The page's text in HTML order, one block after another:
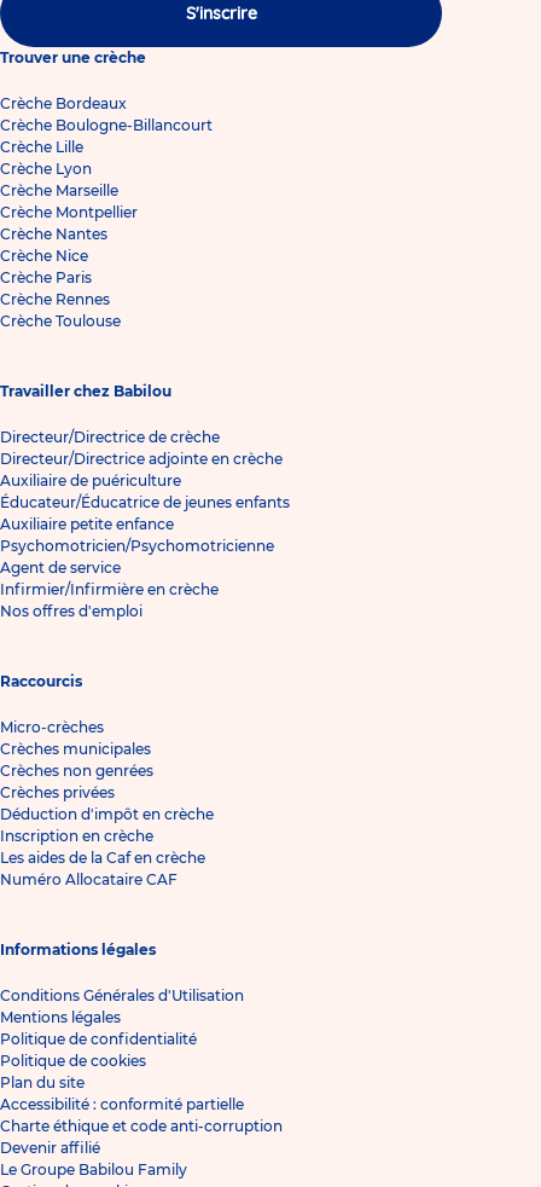
S'inscrire
Trouver une crèche
Crèche Bordeaux
Crèche Boulogne-Billancourt
Crèche Lille
Crèche Lyon
Crèche Marseille
Crèche Montpellier
Crèche Nantes
Crèche Nice
Crèche Paris
Crèche Rennes
Crèche Toulouse
Travailler chez Babilou
Directeur/Directrice de crèche
Directeur/Directrice adjointe en crèche
Auxiliaire de puériculture
Éducateur/Éducatrice de jeunes enfants
Auxiliaire petite enfance
Psychomotricien/Psychomotricienne
Agent de service
Infirmier/Infirmière en crèche
Nos offres d'emploi
Raccourcis
Micro-crèches
Crèches municipales
Crèches non genrées
Crèches privées
Déduction d'impôt en crèche
Inscription en crèche
Les aides de la Caf en crèche
Numéro Allocataire CAF
Informations légales
Conditions Générales d'Utilisation
Mentions légales
Politique de confidentialité
Politique de cookies
Plan du site
Accessibilité : conformité partielle
Charte éthique et code anti-corruption
Devenir affilié
Le Groupe Babilou Family